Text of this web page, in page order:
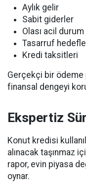
Aylık gelir
Sabit giderler
Olası acil durum
Tasarruf
Kredi taksitleri
Gerçekçi bir ödeme
finansal dengeyi
Ekspertiz
Konut kredisi
alınacak taşınmaz
rapor, evin piyasa
oynar.